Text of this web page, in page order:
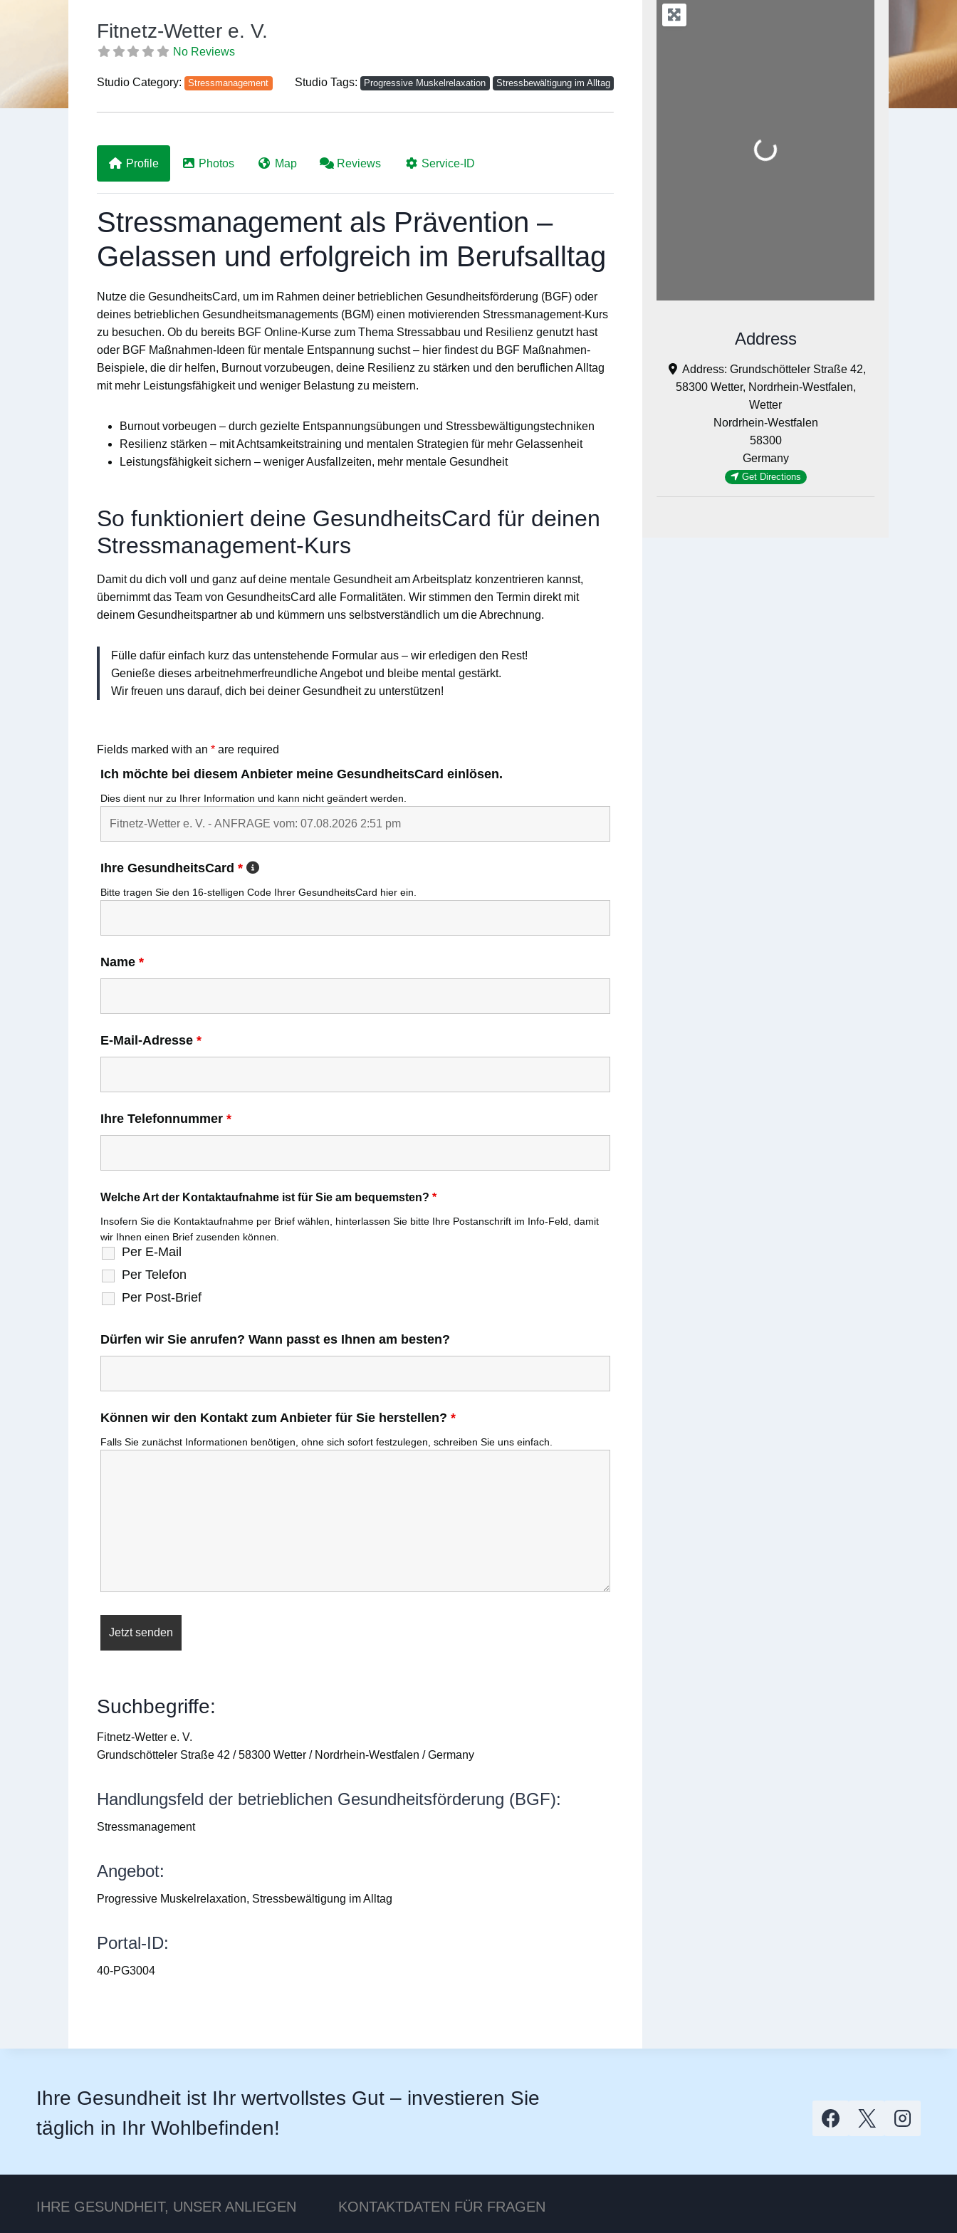
Next
Fitnetz-Wetter e. V.
No Reviews
Studio Category: Stressmanagement Studio Tags: Progressive Muskelrelaxation Stressbewältigung im Alltag
Profile Photos Map Reviews Service-ID
Stressmanagement als Prävention –
Gelassen und erfolgreich im Berufsalltag
Nutze die GesundheitsCard, um im Rahmen deiner betrieblichen Gesundheitsförderung (BGF) oder
deines betrieblichen Gesundheitsmanagements (BGM) einen motivierenden Stressmanagement-Kurs
zu besuchen. Ob du bereits BGF Online-Kurse zum Thema Stressabbau und Resilienz genutzt hast
oder BGF Maßnahmen-Ideen für mentale Entspannung suchst – hier findest du BGF Maßnahmen-
Beispiele, die dir helfen, Burnoutvorzubeugen, deine Resilienz zu stärken und den beruflichen Alltag
mit mehr Leistungsfähigkeitund weniger Belastung zu meistern.
Burnout vorbeugen – durch gezielte Entspannungsübungen und Stressbewältigungstechniken
Resilienz stärken – mit Achtsamkeitstraining und mentalen Strategien für mehr Gelassenheit
Leistungsfähigkeit sichern – weniger Ausfallzeiten, mehr mentale Gesundheit
So funktioniert deine GesundheitsCard für deinen
Stressmanagement-Kurs
Damit du dich voll und ganz auf deine mentale Gesundheit am Arbeitsplatz konzentrieren kannst,
übernimmt das Team von GesundheitsCard alle Formalitäten. Wir stimmen den Termin direkt mit
deinem Gesundheitspartner ab und kümmern uns selbstverständlich um die Abrechnung.
Fülle dafür einfach kurz das untenstehende Formular aus – wir erledigen den Rest!
Genieße dieses arbeitnehmerfreundliche Angebot und bleibe mental gestärkt.
Wir freuen uns darauf, dich bei deiner Gesundheit zu unterstützen!
Fields marked with an * are required
Ich möchte bei diesem Anbieter meine GesundheitsCard einlösen.
Dies dient nur zu Ihrer Information und kann nicht geändert werden.
Ihre GesundheitsCard *
Bitte tragen Sie den 16-stelligen Code Ihrer GesundheitsCard hier ein.
Name *
E-Mail-Adresse *
Ihre Telefonnummer *
Welche Art der Kontaktaufnahme ist für Sie am bequemsten? *
Per E-Mail
Per Telefon
Per Post-Brief
Insofern Sie die Kontaktaufnahme per Brief wählen, hinterlassen Sie bitte Ihre Postanschrift im Info-Feld, damit
wir Ihnen einen Brief zusenden können.
Dürfen wir Sie anrufen? Wann passt es Ihnen am besten?
Können wir den Kontakt zum Anbieter für Sie herstellen? *
Falls Sie zunächst Informationen benötigen, ohne sich sofort festzulegen, schreiben Sie uns einfach.
Suchbegriffe:
Fitnetz-Wetter e. V.
Grundschötteler Straße 42 / 58300 Wetter / Nordrhein-Westfalen / Germany
Handlungsfeld der betrieblichen Gesundheitsförderung (BGF):
Stressmanagement
Angebot:
Progressive Muskelrelaxation, Stressbewältigung im Alltag
Portal-ID:
40-PG3004
Loading...
Address
Address: Grundschötteler Straße 42,
58300 Wetter, Nordrhein-Westfalen,
Wetter
Nordrhein-Westfalen
58300
Germany
Get Directions
Ihre Gesundheit ist Ihr wertvollstes Gut – investieren Sie
täglich in Ihr Wohlbefinden!
IHRE GESUNDHEIT, UNSER ANLIEGEN KONTAKTDATEN FÜR FRAGEN